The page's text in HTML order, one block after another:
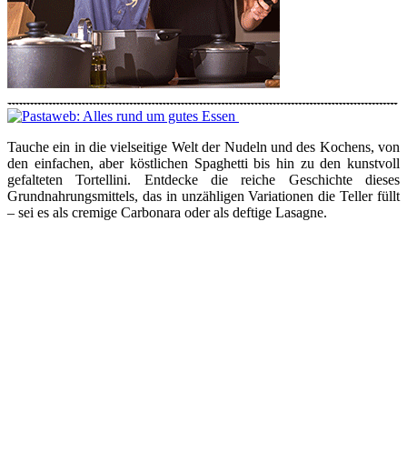
Tauche ein in die vielseitige Welt der Nudeln und des Kochens, von
den einfachen, aber köstlichen Spaghetti bis hin zu den kunstvoll
gefalteten Tortellini. Entdecke die reiche Geschichte dieses
Grundnahrungsmittels, das in unzähligen Variationen die Teller füllt
– sei es als cremige Carbonara oder als deftige Lasagne.